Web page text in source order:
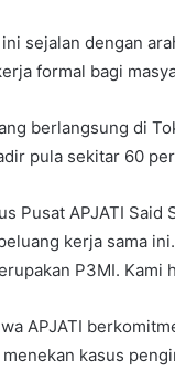
sejalan dengan
formal bagi
berlangsung di
pula sekitar 60
Pusat APJATI
kerja sama
P3MI. Kami
APJATI
kasus